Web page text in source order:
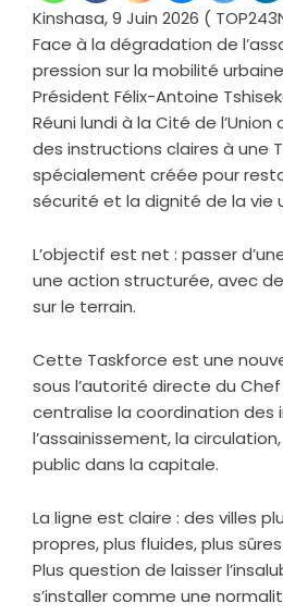
Kinshasa, 9 Juin 2026 (
Face à la dégradation de
pression sur la mobilité
Président Félix-Antoine
Réuni lundi à la Cité de
des instructions claires à une
spécialement créée pour
sécurité et la dignité de la vie
L’objectif est net : passer
une action structurée, avec
sur le terrain.
Cette Taskforce est une
sous l’autorité directe du Chef
centralise la coordination des
l’assainissement, la
public dans la capitale.
La ligne est claire : des villes
propres, plus fluides, plus
Plus question de laisser
s’installer comme une